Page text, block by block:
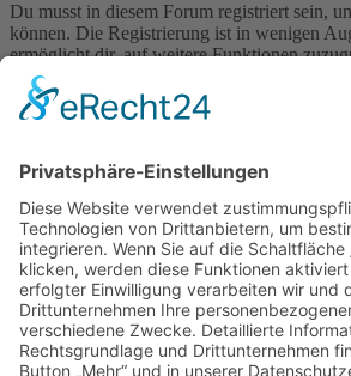
Du musst in diesem Forum registriert sein,
können. Die Registrierung ist in wenigen
ermöglicht dir, auf weitere Funktionen
Administration kann registrierten Benutzern
Berechtigungen zuweisen. Beachte bitte
Nutzungsbedingungen und die verwandten
wenn du dich in diesem Board bewegst.
Nutzungsbedingungen|
Registrieren
Foren-Übersicht
Alle Zeiten sindUTC+02:00
Alle Cookies löschen